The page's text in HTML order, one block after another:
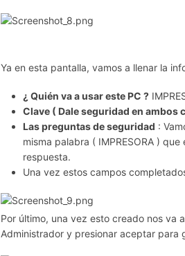
Ya en esta pantalla, vamos a llenar la
¿ Quién va a usar este PC ?
Clave ( Dale seguridad en ambos
Las preguntas de seguridad :
misma palabra ( IMPRESORA )
respuesta.
Una vez estos campos
Por último, una vez esto creado nos va
Administrador y presionar aceptar para